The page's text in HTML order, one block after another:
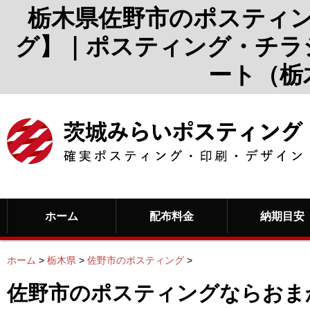
栃木県佐野市のポスティ
グ】｜ポスティング・チ
ート（
ホーム 配布料金 納期目安
ホーム > 栃木県 > 佐野市のポスティング >
佐野市のポスティングならお